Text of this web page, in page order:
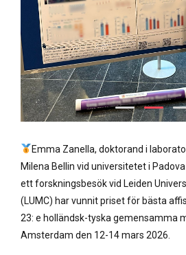
Emma Zanella, doktorand i
Milena Bellin vid universitetet i
ett forskningsbesök vid Leiden
(LUMC) har vunnit priset för bästa
23: e holländsk-tyska gemensamma
Amsterdam den 12-14 mars 2026.